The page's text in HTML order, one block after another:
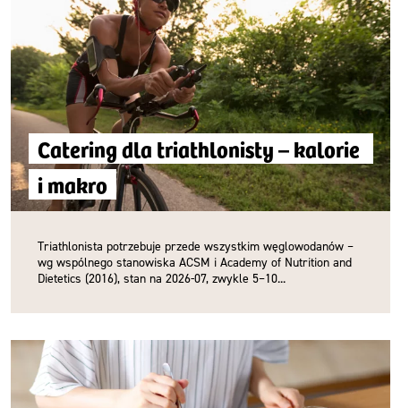
Catering dla triathlonisty – kalorie
i makro
Triathlonista potrzebuje przede wszystkim węglowodanów –
wg wspólnego stanowiska ACSM i Academy of Nutrition and
Dietetics (2016), stan na 2026-07, zwykle 5–10...